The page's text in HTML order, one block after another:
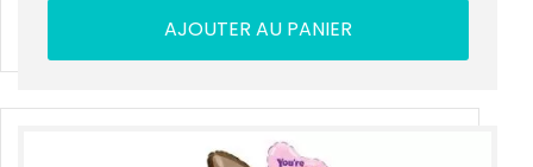
AJOUTER AU PANIER